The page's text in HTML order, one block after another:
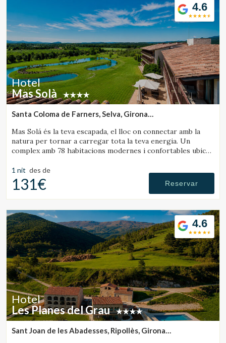
4.6
Hotel
Mas Solà
Santa Coloma de Farners, Selva, Girona
Mas Solá és la teva escapada, el lloc on connectar amb la
natura per tornar a carregar tota la teva energia. Un
complex amb 78 habitacions modernes i confortables ubicat
1 nit des de
131€ Reservar
4.6
Hotel
Les Planes del Grau
Sant Joan de les Abadesses, Ripollès, Girona